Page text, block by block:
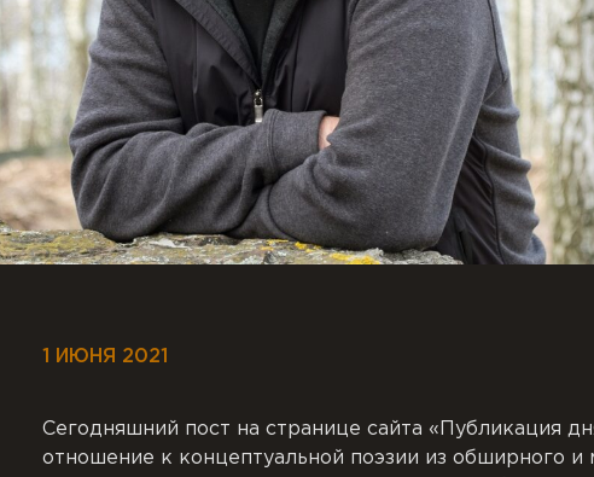
1 ИЮНЯ 2021
Сегодняшний пост на странице сайта «Публикация
отношение к концептуальной поэзии из обширного и